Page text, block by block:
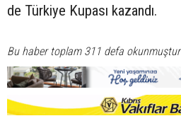
de Türkiye Kupası kazandı.
Bu haber toplam 311 defa okunmuştur